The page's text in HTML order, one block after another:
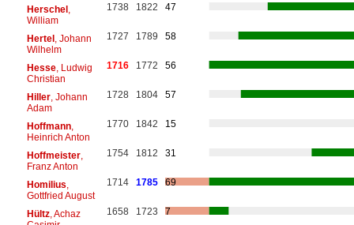
Herschel,
William
1738 1822 47
Hertel, Johann
Wilhelm
1727 1789 58
Hesse, Ludwig
Christian
1716 1772 56
Hiller, Johann
Adam
1728 1804 57
Hoffmann,
Heinrich Anton
1770 1842 15
Hoffmeister,
Franz Anton
1754 1812 31
Homilius
Gottfried August
1714 1785 69
Hültz, Achaz
1658 1723 7